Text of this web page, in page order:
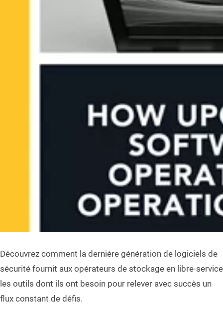
Découvrez comment la dernière génération de logiciels de
sécurité fournit aux opérateurs de stockage en libre-service
les outils dont ils ont besoin pour relever avec succès un
flux constant de défis.